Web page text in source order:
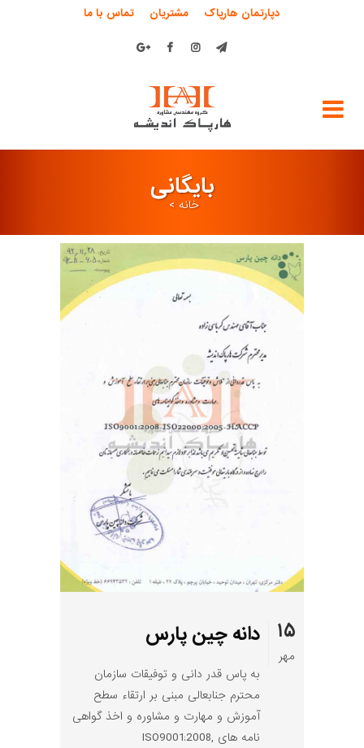
دپارتمان هارپاک مشتریان تماس با ما
بایگانی
خانه >
۱۵
مهر
دانه چین پارس
به پاس قدر دانی و توفیقات سازمان
محترم جنابعالی مبنی بر ارتقاء سطح
آموزش و مهارت و مشاوره و اخذ گواهی
نامه های ISO9001:2008,